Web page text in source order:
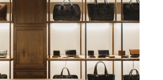
2023年9月 [4]
2023年8月 [6]
2023年6月 [5]